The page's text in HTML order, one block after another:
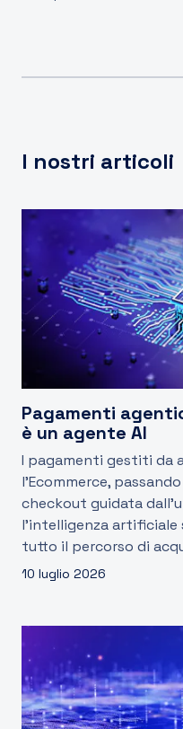
I nostri articoli
Pagamenti
è un agente AI
I pagamenti gestiti da
l'Ecommerce,
checkout guidata
l'intelligenza
tutto il percorso di
10 luglio 2026